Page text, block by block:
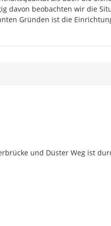
davon beobachten wir die
Gründen ist die
und Düster Weg ist